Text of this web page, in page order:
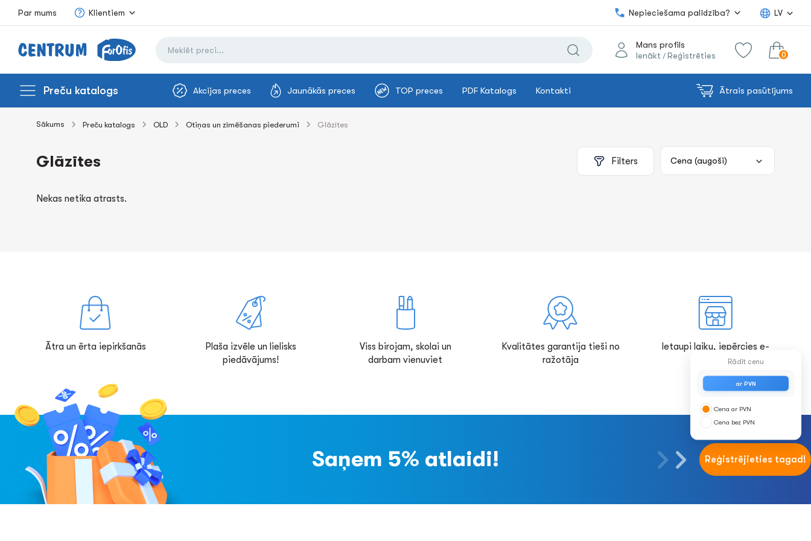
Par mums Klientiem Nepieciešama palīdzība? LV
Mans profils
Ienākt / Reģistrēties 0
Preču katalogs Akcijas preces Jaunākās preces TOP preces PDF Katalogs Kontakti Ātrais pasūtījums
Sākums Preču katalogs OLD Otiņas un zīmēšanas piederumi Glāzītes
Glāzītes Filters
Nekas netika atrasts.
Rādīt cenu
ar PVN
Cena ar PVN
Cena bez PVN
Ātra un ērta iepirkšanās
Plaša izvēle un lielisks
piedāvājums!
Viss birojam, skolai un
darbam vienuviet
Kvalitātes garantija tieši no
ražotāja
Ietaupi laiku, iepērcies e-
veikalā!
Saņem 5% atlaidi! Reģistrējieties tagad!